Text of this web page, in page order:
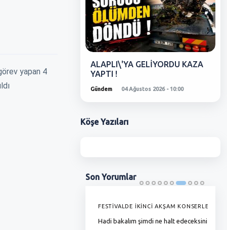
yapan 4
ALAPLI\'YA GELİYORDU KAZA
YAPTI !
Gündem 04 Ağustos 2026 - 10:00
KöşeYazıları
Son Yorumlar
FESTİVALDE İKİNCİ AKŞAM KONSERLERİ
Hadi bakalım şimdi ne halt edeceksiniz